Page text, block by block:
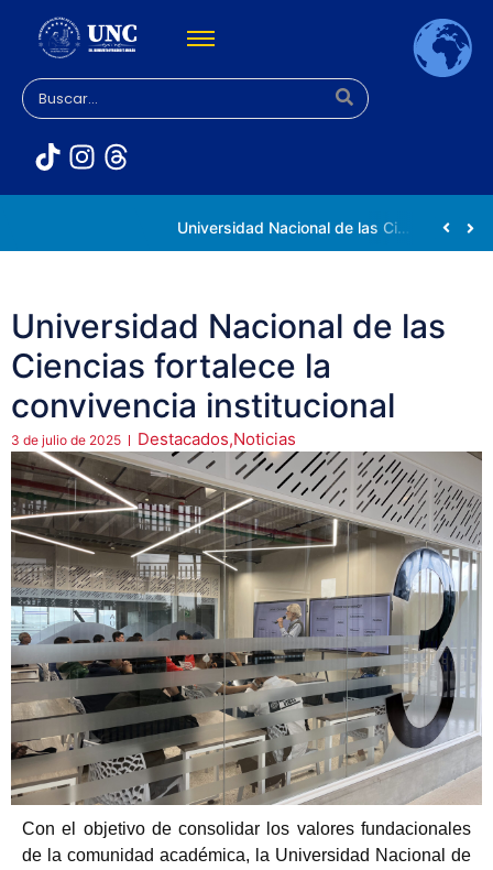
Universidad Nacional de las Ciencias impulsa vocaciones científicas en la Expoferia de Oportunidades de Estudio 2026
Universidad Nacional de las
Ciencias fortalece la
convivencia institucional
3 de julio de 2025 Destacados,Noticias
Con el objetivo de consolidar los valores fundacionales
de la comunidad académica, la Universidad Nacional de